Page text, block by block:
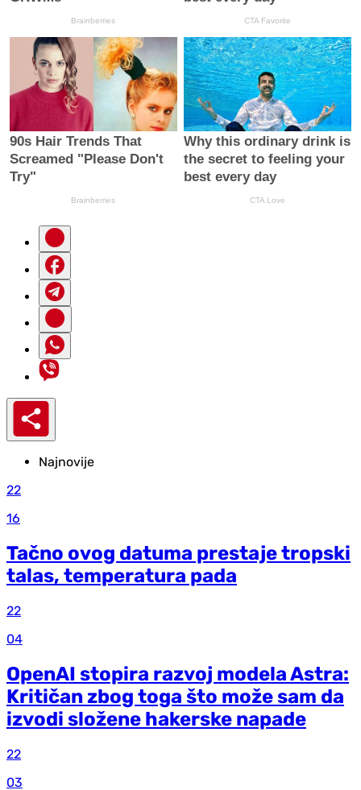
Najnovije
22
16
Tačno ovog datuma prestaje tropski
talas, temperatura pada
22
04
OpenAI stopira razvoj modela Astra:
Kritičan zbog toga što može sam da
izvodi složene hakerske napade
22
03